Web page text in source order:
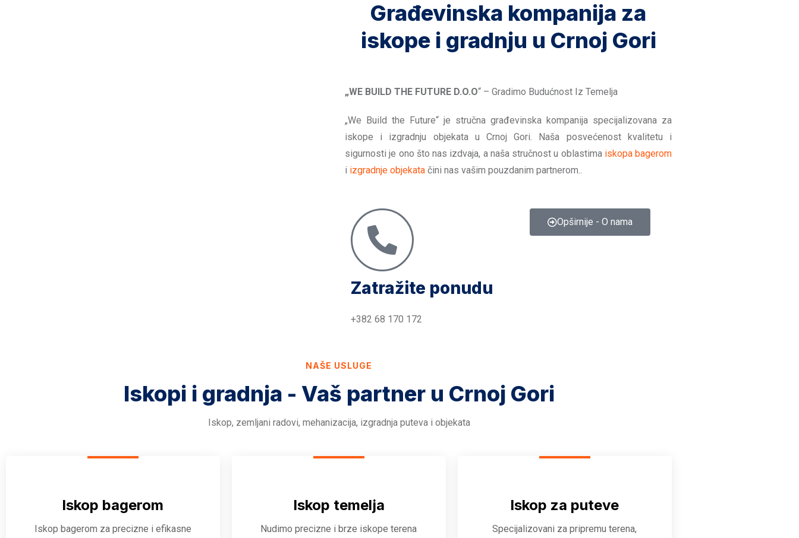
Građevinska kompanija za
iskope i gradnju u Crnoj Gori
„WE BUILD THE FUTURE D.O.O“ – Gradimo Budućnost Iz Temelja
„We Build the Future“ je stručna građevinska kompanija specijalizovana za
iskope i izgradnju objekata u Crnoj Gori. Naša posvećenost kvalitetu i
sigurnosti je ono što nas izdvaja, a naša stručnost u oblastima iskopa bagerom
i izgradnje objekata čini nas vašim pouzdanim partnerom..
Zatražite ponudu
+382 68 170 172
Opširnije - O nama
NAŠE USLUGE
Iskopi i gradnja - Vaš partner u Crnoj Gori
Iskop, zemljani radovi, mehanizacija, izgradnja puteva i objekata
Iskop bagerom
Iskop bagerom za precizne i efikasne
Iskop temelja
Nudimo precizne i brze iskope terena
Iskop za puteve
Specijalizovani za pripremu terena,